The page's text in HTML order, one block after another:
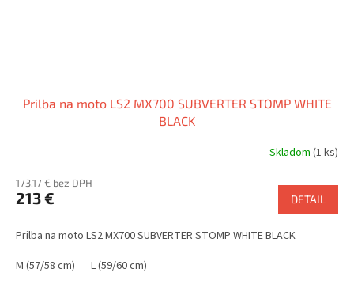
Prilba na moto LS2 MX700 SUBVERTER STOMP WHITE
BLACK
Skladom (1 ks)
173,17 € bez DPH
213 € DETAIL
Prilba na moto LS2 MX700 SUBVERTER STOMP WHITE BLACK
M (57/58 cm)
L (59/60 cm)